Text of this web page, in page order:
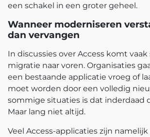
een schakel in een groter geheel.
Wanneer moderniseren
dan vervangen
In discussies over Access komt
migratie naar voren. Organisaties
een bestaande applicatie vroeg of
moet worden door een volledig
sommige situaties is dat inderdaad
Maar lang niet altijd.
Veel Access-applicaties zijn